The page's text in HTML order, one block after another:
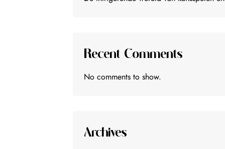
Recent Comments
No comments to show.
Archives